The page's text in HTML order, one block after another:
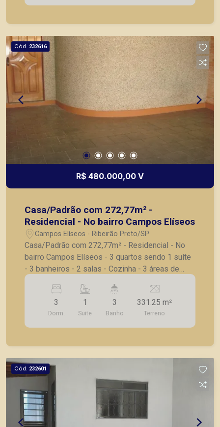
imóveis prontos, usados ou mesmo nos
Cód. 232616
R$ 480.000,00 V
Casa/Padrão com 272,77m² -
Residencial - No bairro Campos Elíseos
Campos Elíseos - Ribeirão Preto/SP
Casa/Padrão com 272,77m² - Residencial - No
bairro Campos Elíseos - 3 quartos sendo 1 suíte
- 3 banheiros - 2 salas - Cozinha - 3 áreas de
iluminação - Lavanderia - Garagem coberta para 2
carros com portão eletrônico - Galpão nos fundos
com entrada independente A Piramid tem como
objetivo atender seus clientes com agilidade e
segurança, em locação, vendas de imóveis
3
Dorm.
1
Suite
3
Banho
331.25 m²
Terreno
Cód. 232601